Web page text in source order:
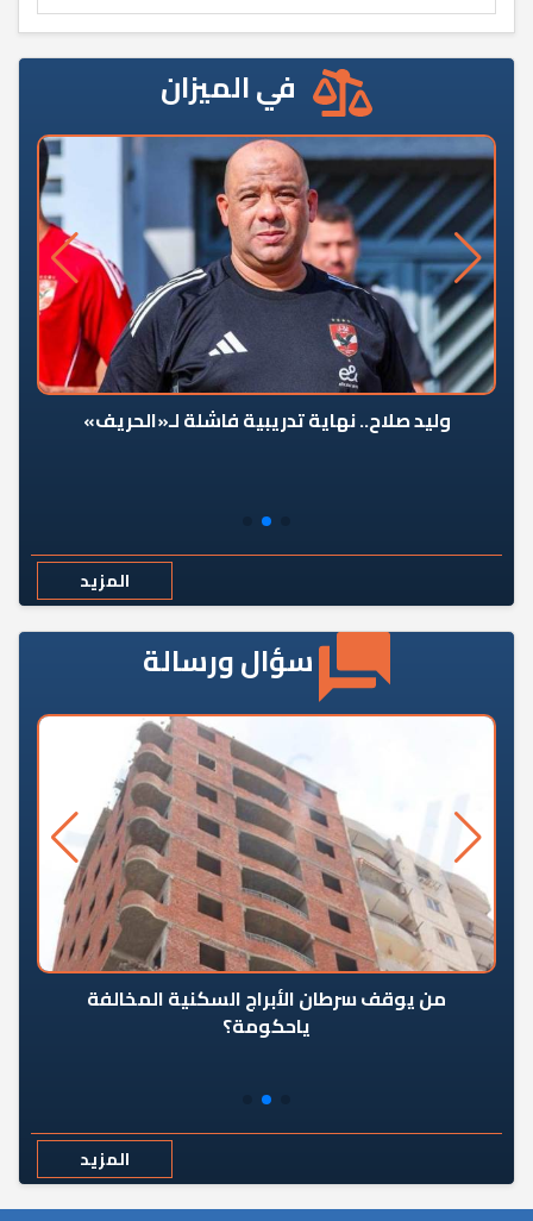
في الميزان
وليد صلاح.. نهاية تدريبية فاشلة لـ«الحريف»
المزيد
سؤال ورسالة
من يوقف سرطان الأبراج السكنية المخالفة
ياحكومة؟
المزيد